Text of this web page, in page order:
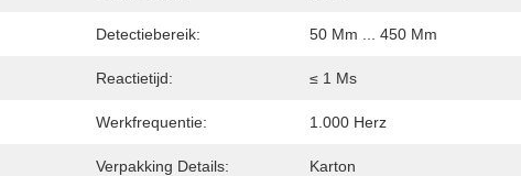
Detectiebereik: 50 Mm ... 450 Mm
Reactietijd: ≤ 1 Ms
Werkfrequentie: 1.000 Herz
Verpakking Details: Karton